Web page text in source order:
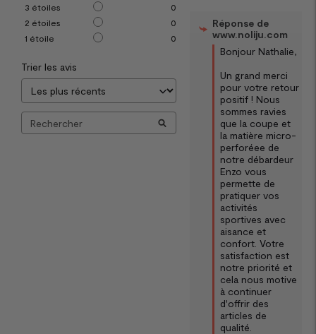
3 étoiles
0
2 étoiles
0
1 étoile 0
Trier les avis
Réponse de
www.noliju.com
Bonjour Nathalie,
Un grand merci
pour votre retour
positif ! Nous
sommes ravies
que la coupe et
la matière micro-
perforéee de
notre débardeur
Enzo vous
permette de
pratiquer vos
activités
sportives avec
aisance et
confort. Votre
satisfaction est
notre priorité et
cela nous motive
à continuer
d'offrir des
articles de
qualité.